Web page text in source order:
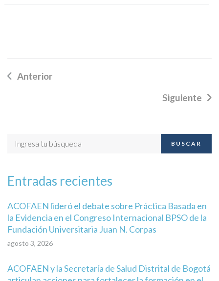
Anterior
Siguiente
BUSCAR
Entradas recientes
ACOFAEN lideró el debate sobre Práctica Basada en
la Evidencia en el Congreso Internacional BPSO de la
Fundación Universitaria Juan N. Corpas
agosto 3, 2026
ACOFAEN y la Secretaría de Salud Distrital de Bogotá